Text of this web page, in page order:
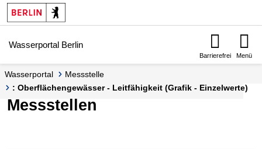
Springe zur Navigation
Springe zum Inhalt
Wasserportal Berlin
Barrierefrei Menü
Wasserportal
Messstelle
: Oberflächengewässer - Leitfähigkeit (Grafik - Einzelwerte)
Messstellen